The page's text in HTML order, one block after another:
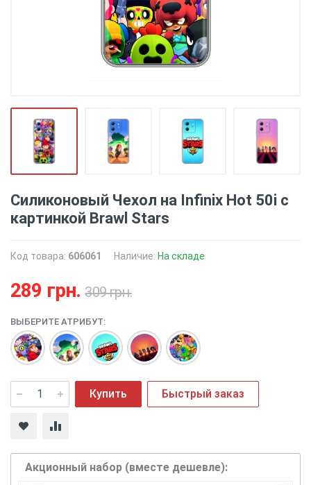
Силиконовый Чехол на Infinix Hot 50i с
картинкой Brawl Stars
Код товара: 606061 Наличие: На складе
289 грн.309 грн.
ВЫБЕРИТЕ АТРИБУТ:
Купить Быстрый заказ
Акционный набор (вместе дешевле):